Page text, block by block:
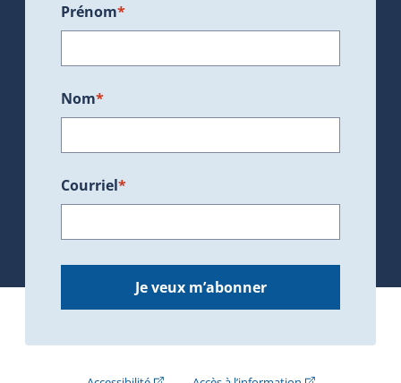
Prénom*
Nom*
Courriel*
Je veux m’abonner